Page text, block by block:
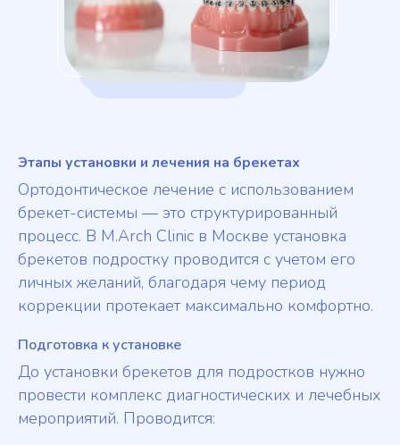
Этапы установки и лечения на брекетах
Ортодонтическое лечение с использованием
брекет-системы — это структурированный
процесс. В M.Arch Clinic в Москве установка
брекетов подростку проводится с учетом его
личных желаний, благодаря чему период
коррекции протекает максимально комфортно.
Подготовка к установке
До установки брекетов для подростков нужно
провести комплекс диагностических и лечебных
мероприятий. Проводится: